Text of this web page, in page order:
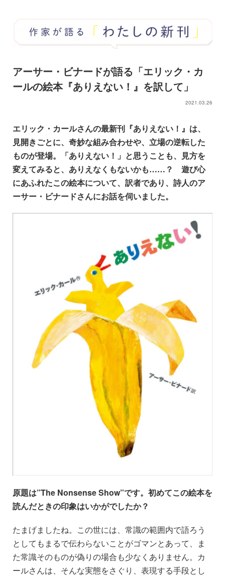
アーサー・ビナードが語る「エリック・カ
ールの絵本『ありえない！』を訳して」
2021.03.26
エリック・カールさんの最新刊『ありえない！』は、
見開きごとに、奇妙な組み合わせや、立場の逆転した
ものが登場。「ありえない！」と思うことも、見方を
変えてみると、ありえなくもないかも……？ 遊び心
にあふれたこの絵本について、訳者であり、詩人のア
ーサー・ビナードさんにお話を伺いました。
原題は”The Nonsense Show”です。初めてこの絵本を
読んだときの印象はいかがでしたか？
たまげましたね。この世には、常識の範囲内で語ろう
としてもまるで伝わらないことがゴマンとあって、ま
た常識そのものが偽りの場合も少なくありません。カ
ールさんは、そんな実態をさぐり、表現する手段とし